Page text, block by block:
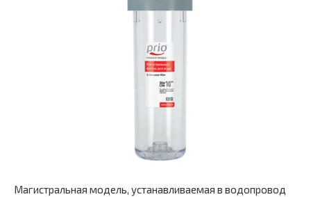
Магистральная модель, устанавливаемая в водопровод